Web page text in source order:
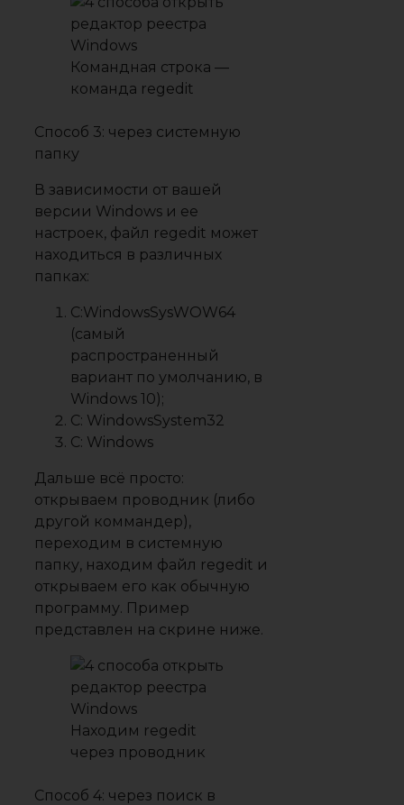
Командная строка —
команда regedit
Способ 3: через системную
папку
В зависимости от вашей
версии Windows и ее
настроек, файл regedit может
находиться в различных
папках:
C:WindowsSysWOW64
(самый
распространенный
вариант по умолчанию, в
Windows 10);
C: WindowsSystem32
C: Windows
Дальше всё просто:
открываем проводник (либо
другой коммандер),
переходим в системную
папку, находим файл regedit и
открываем его как обычную
программу. Пример
представлен на скрине ниже.
Находим regedit
через проводник
Способ 4: через поиск в